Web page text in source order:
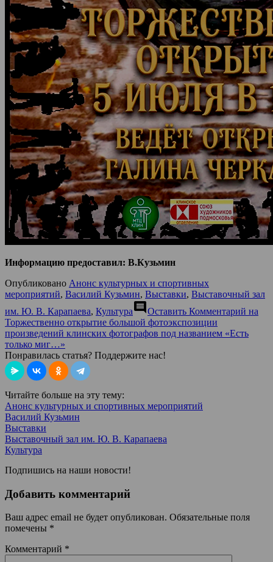
Информацию предоставил: В.Кузьмин
Опубликовано Анонс культурных и спортивных
мероприятий, Василий Кузьмин, Выставки, Выставочный зал
им. Ю. В. Карапаева, Культураcomment Оставить Комментарий на
Торжественно открытие большой фотоэкспозиции
произведений клинских фотографов под названием «Есть
только миг…»
Понравилась статья? Поддержите нас!
Читайте больше на эту тему:
Анонс культурных и спортивных мероприятий
Василий Кузьмин
Выставки
Выставочный зал им. Ю. В. Карапаева
Культура
Подпишись на наши новости!
Добавить комментарий
Ваш адрес email не будет опубликован. Обязательные поля
помечены *
Комментарий *